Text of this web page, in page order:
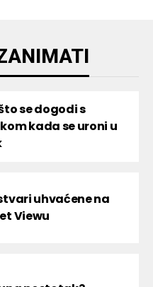
se dogodi s
kada se uroni u
uhvaćene na
Viewu